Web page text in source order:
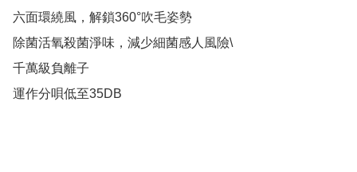
六面環繞風，解鎖360°吹毛姿勢
除菌活氧殺菌淨味，減少細菌感人風險\
千萬級負離子